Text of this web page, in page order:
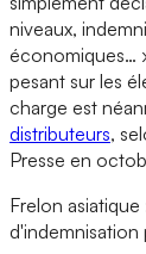
niveaux,
économiques…
pesant sur les
charge est
distributeurs,
Presse en
Frelon
d'indemnisation